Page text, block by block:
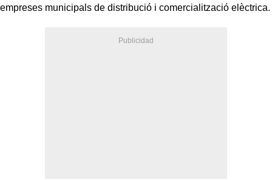
empreses municipals de distribució i comercialització elèctrica.